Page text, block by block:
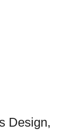
Design,